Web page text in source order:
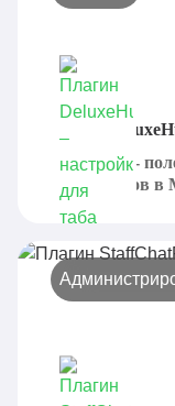
Плагин
DeluxeHub -
для серверов